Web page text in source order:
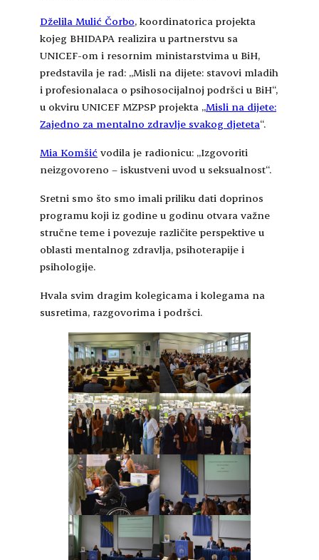
Dželila Mulić Čorbo, koordinatorica projekta
kojeg BHIDAPA realizira u partnerstvu sa
UNICEF-om i resornim ministarstvima u BiH,
predstavila je rad: „Misli na dijete: stavovi mladih
i profesionalaca o psihosocijalnoj podršci u BiH“,
u okviru UNICEF MZPSP projekta „Misli na dijete:
Zajedno za mentalno zdravlje svakog djeteta“.
Mia Komšić vodila je radionicu: „Izgovoriti
neizgovoreno – iskustveni uvod u seksualnost“.
Sretni smo što smo imali priliku dati doprinos
programu koji iz godine u godinu otvara važne
stručne teme i povezuje različite perspektive u
oblasti mentalnog zdravlja, psihoterapije i
psihologije.
Hvala svim dragim kolegicama i kolegama na
susretima, razgovorima i podršci.